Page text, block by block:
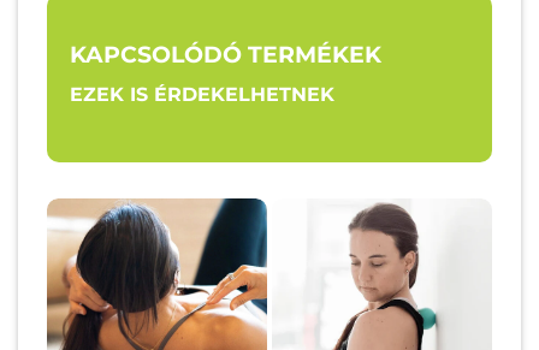
KAPCSOLÓDÓ TERMÉKEK
EZEK IS ÉRDEKELHETNEK